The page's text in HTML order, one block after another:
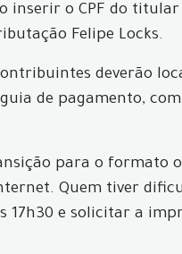
inserir o CPF do
Felipe Locks.
deverão
de pagamento,
para o formato
Quem tiver
17h30 e solicitar a